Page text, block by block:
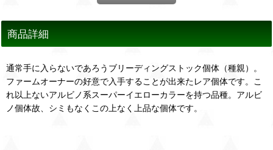
商品詳細
通常手に入らないであろうブリーディングストック個体（種親）。
ファームオーナーの好意で入手することが出来たレア個体です。こ
れ以上ないアルビノ系スーパーイエローカラーを持つ品種。アルビ
ノ個体故、シミもなくこの上なく上品な個体です。